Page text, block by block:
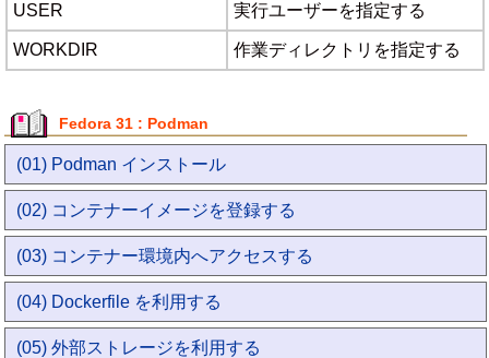
USER 実行ユーザーを指定する
WORKDIR 作業ディレクトリを指定する
Fedora 31 : Podman
(01) Podman インストール
(02) コンテナーイメージを登録する
(03) コンテナー環境内へアクセスする
(04) Dockerfile を利用する
(05) 外部ストレージを利用する